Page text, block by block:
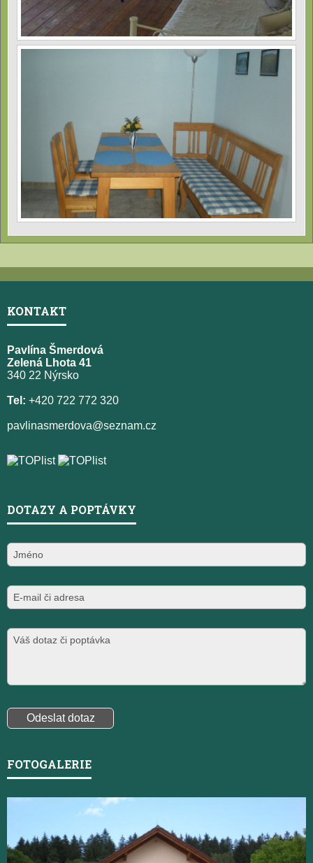
KONTAKT
Pavlína Šmerdová
Zelená Lhota 41
340 22 Nýrsko
Tel: +420 722 772 320
pavlinasmerdova@seznam.cz
DOTAZY A POPTÁVKY
FOTOGALERIE